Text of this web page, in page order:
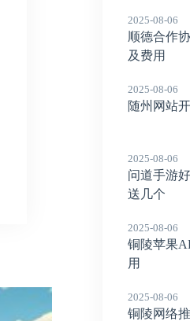
2025-08-06
顺德合作
及费用
2025-08-06
随州网站
2025-08-06
问道手游
送几个
2025-08-06
铜陵苹果
用
2025-08-06
铜陵网络